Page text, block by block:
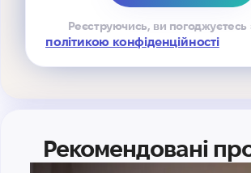
Реєструючись, ви погоджуєтесь
політикою конфіденційності
Рекомендовані